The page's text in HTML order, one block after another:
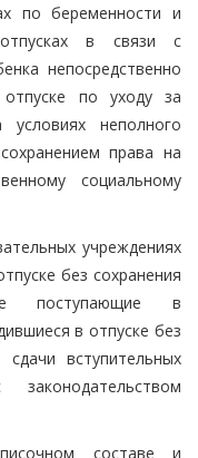
по беременности и
в связи с
непосредственно
по уходу за
неполного
права на
социальному
учреждениях
без сохранения
поступающие в
в отпуске без
вступительных
составе и